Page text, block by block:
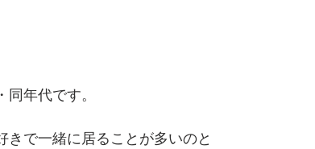
年代です。
きで一緒に居ることが多いのと